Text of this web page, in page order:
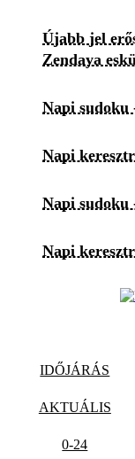
Újabb jel
Zendaya
Napi sudoku
Napi
Napi sudoku
Napi
IDŐJÁRÁS
AKTUÁLIS
0-24